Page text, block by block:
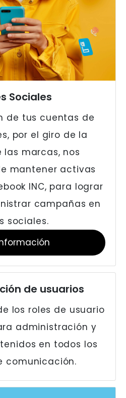
Sociales
de tus cuentas de
por el giro de la
marcas, nos
mantener activas
INC, para lograr
campañas en
sociales.
de usuarios
los roles de usuario
administración y
en todos los
comunicación.